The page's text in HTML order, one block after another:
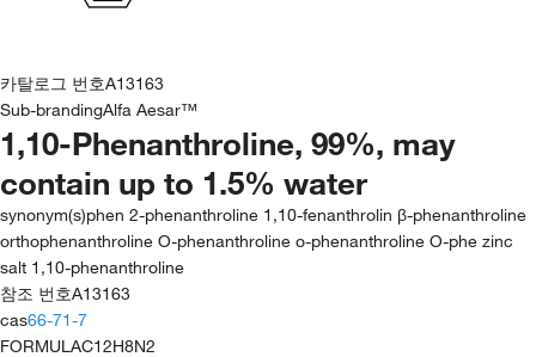
카탈로그 번호A13163
Sub-brandingAlfa Aesar™
1,10-Phenanthroline, 99%, may
contain up to 1.5% water
synonym(s)phen 2-phenanthroline 1,10-fenanthrolin β-phenanthroline
orthophenanthroline O-phenanthroline o-phenanthroline O-phe zinc
salt 1,10-phenanthroline
참조 번호A13163
cas66-71-7
FORMULAC12H8N2